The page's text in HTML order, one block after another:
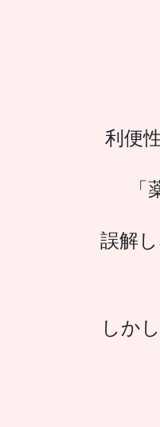
利便
誤解
しかし